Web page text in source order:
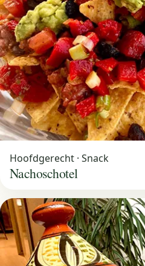
Hoofdgerecht · Snack
Nachoschotel